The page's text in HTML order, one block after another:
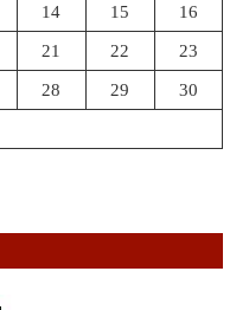
14 15 16
21 22 23
28 29 30